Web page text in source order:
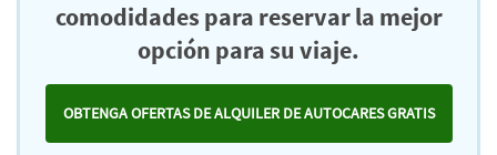
comodidades para reservar la mejor
opción para su viaje.
OBTENGA OFERTAS DE ALQUILER DE AUTOCARES GRATIS